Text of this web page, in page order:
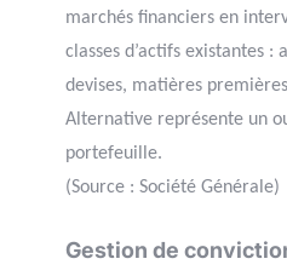
marchés financiers en
classes d’actifs existantes :
devises, matières
Alternative représente un
portefeuille.
(Source : Société Générale)
Gestion de